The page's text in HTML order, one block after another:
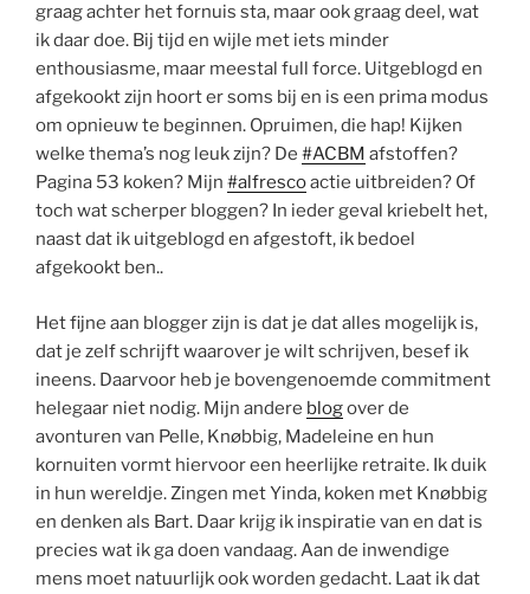
graag achter het fornuis sta, maar ook graag deel, wat
ik daar doe. Bij tijd en wijle met iets minder
enthousiasme, maar meestal full force. Uitgeblogd en
afgekookt zijn hoort er soms bij en is een prima modus
om opnieuw te beginnen. Opruimen, die hap! Kijken
welke thema’s nog leuk zijn? De #ACBM afstoffen?
Pagina 53 koken? Mijn #alfrescoactie uitbreiden? Of
toch wat scherper bloggen? In ieder geval kriebelt het,
naast dat ik uitgeblogd en afgestoft, ik bedoel
afgekookt ben..
Het fijne aan blogger zijn is dat je dat alles mogelijk is,
dat je zelf schrijft waarover je wilt schrijven, besef ik
ineens. Daarvoor heb je bovengenoemde commitment
helegaar niet nodig. Mijn andere blogover de
avonturen van Pelle, Knøbbig, Madeleine en hun
kornuiten vormt hiervoor een heerlijke retraite. Ik duik
in hun wereldje. Zingen metYinda, koken met Knøbbig
en denken als Bart. Daar krijg ik inspiratie van en dat is
precies wat ik ga doen vandaag. Aan de inwendige
mens moet natuurlijk ook worden gedacht. Laat ik dat